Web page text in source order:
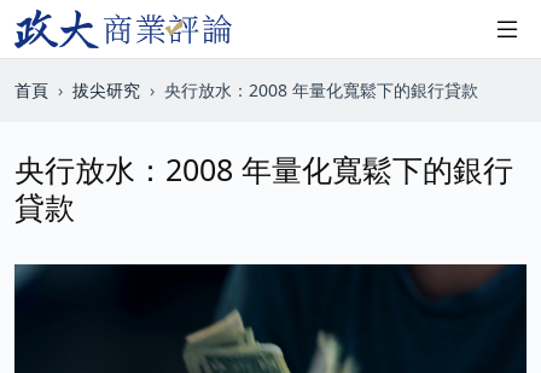
首頁 拔尖研究 央行放水：2008 年量化寬鬆下的銀行貸款
央行放水：2008 年量化寬鬆下的銀行
貸款